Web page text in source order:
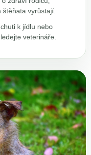
vyrůstají.
k jídlu nebo
veterináře.